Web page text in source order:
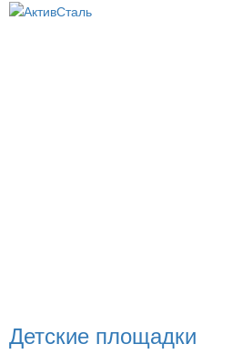
Детские площадки